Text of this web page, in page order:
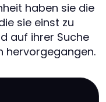
haben sie die
sie einst zu
auf ihrer Suche
hervorgegangen.